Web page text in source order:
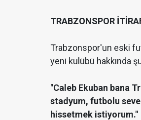
TRABZONSPOR
Trabzonspor'un eski
yeni kulübü hakkında
"Caleb Ekuban bana
stadyum, futbolu
hissetmek istiyorum."